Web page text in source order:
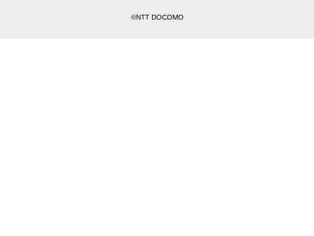
©NTT DOCOMO